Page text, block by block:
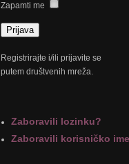
Zapamti me
Registrirajte i/ili prijavite se
putem društvenih mreža.
Zaboravili lozinku?
Zaboravili korisničko